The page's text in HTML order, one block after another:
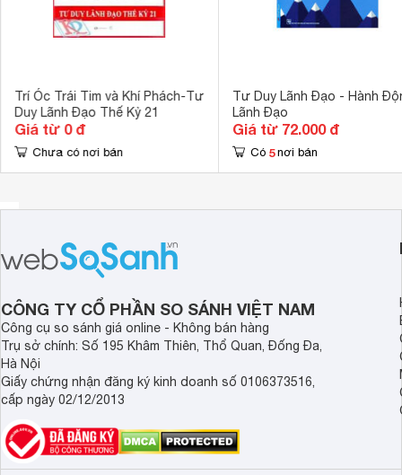
Trí Óc Trái Tim và Khí Phách-Tư
Duy Lãnh Đạo Thế Kỷ 21
Giá từ 0 đ
Chưa có nơi bán
Tư Duy Lãnh Đạo - Hành
Lãnh Đạo
Giá từ 72.000 đ
Có 5 nơi bán
CÔNG TY CỔ PHẦN SO SÁNH VIỆT NAM
Công cụ so sánh giá online - Không bán hàng
Trụ sở chính: Số 195 Khâm Thiên, Thổ Quan, Đống Đa,
Hà Nội
Giấy chứng nhận đăng ký kinh doanh số 0106373516,
cấp ngày 02/12/2013